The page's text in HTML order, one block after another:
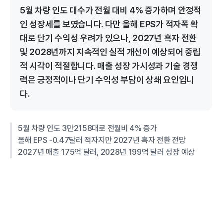
5월 차량 인도 대수가 전월 대비 4% 증가하며 안정적
인 성장세를 보였습니다. 다만 올해 EPS가 적자폭 확
대로 단기 수익성 우려가 있으나, 2027년 흑자 전환
및 2028년까지 지속적인 실적 개선이 예상되어 중립
적 시각이 적절합니다. 매출 성장 가시성과 기술 경쟁
력은 긍정적이나 단기 수익성 부담이 상쇄 요인입니
다.
5월 차량 인도 3만2158대로 전월비 4% 증가
올해 EPS -0.47달러 적자지만 2027년 흑자 전환 전망
2027년 매출 175억 달러, 2028년 199억 달러 성장 예상